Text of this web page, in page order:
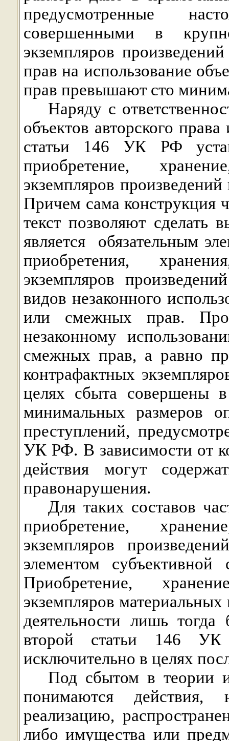
предусмотренные
совершенными в
экземпляров
прав на использование
прав превышают сто
Наряду с
объектов авторского
статьи 146 УК РФ
приобретение,
экземпляров
Причем сама конструкция
текст позволяют
является
обязательным
приобретения,
экземпляров
видов незаконного
или смежных прав.
незаконному
смежных прав, а равно
контрафактных
целях сбыта совершены
минимальных размеров
преступлений,
УК РФ. В зависимости от
действия могут
правонарушения.
Для таких составов
приобретение,
экземпляров
элементом
Приобретение,
экземпляров материальных
деятельности лишь тогда
второй статьи 146
исключительно в целях
Под сбытом в теории
понимаются действия,
реализацию,
либо имущества или